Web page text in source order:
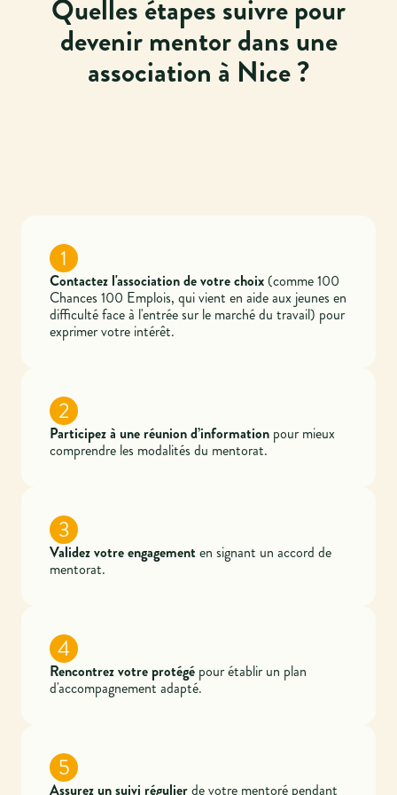
Quelles étapes suivre pour
devenir mentor dans une
association à Nice ?
1
Contactez l'association de votre choix (comme 100
Chances 100 Emplois, qui vient en aide aux jeunes en
difficulté face à l'entrée sur le marché du travail) pour
exprimer votre intérêt.
2
Participez à une réunion d’information pour mieux
comprendre les modalités du mentorat.
3
Validez votre engagement en signant un accord de
mentorat.
4
Rencontrez votre protégé pour établir un plan
d'accompagnement adapté.
5
Assurez un suivi régulierde votre mentoré pendant